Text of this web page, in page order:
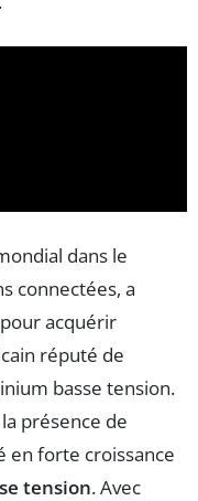
dans le
connectées, a
acquérir
réputé de
basse tension.
présence de
en forte croissance
tension. Avec